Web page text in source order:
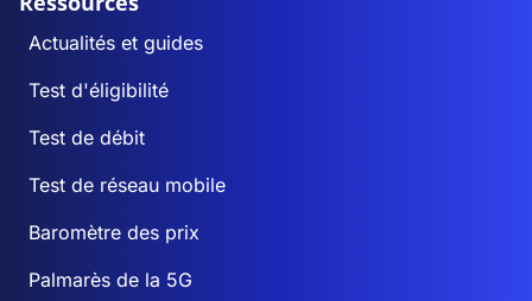
Actualités et guides
Test d'éligibilité
Test de débit
Test de réseau mobile
Baromètre des prix
Palmarès de la 5G